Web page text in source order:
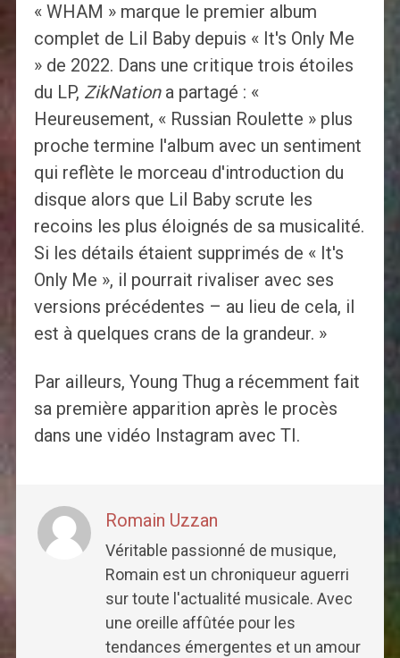
« WHAM » marque le premier album
complet de Lil Baby depuis « It's Only Me
» de 2022. Dans une critique trois étoiles
du LP, ZikNationa partagé : «
Heureusement, « Russian Roulette » plus
proche termine l'album avec un sentiment
qui reflète le morceau d'introduction du
disque alors que Lil Baby scrute les
recoins les plus éloignés de sa musicalité.
Si les détails étaient supprimés de « It's
Only Me », il pourrait rivaliser avec ses
versions précédentes – au lieu de cela, il
est à quelques crans de la grandeur. »
Par ailleurs, Young Thug a récemment fait
sa première apparition après le procès
dans une vidéo Instagram avec TI.
Romain Uzzan
Véritable passionné de musique,
Romain est un chroniqueur aguerri
sur toute l'actualité musicale. Avec
une oreille affûtée pour les
tendances émergentes et un amour